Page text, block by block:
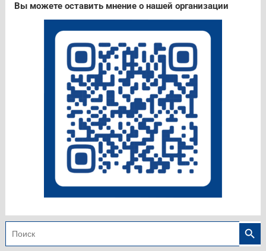
Вы можете оставить мнение о нашей организации
Search
for: